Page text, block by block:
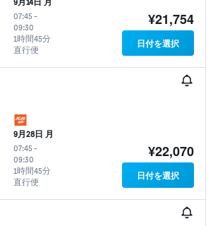
07:45 -
09:30
直行便
1時間45分
¥21,754
日付を選択
9月28日 月
07:45 -
09:30
直行便
1時間45分
¥22,070
日付を選択